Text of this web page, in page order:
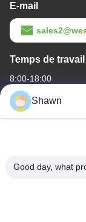
E-mail
Temps de travail
8:00-18:00
Notre adresse
Le bâtiment 1,
Shawn
Good day, what